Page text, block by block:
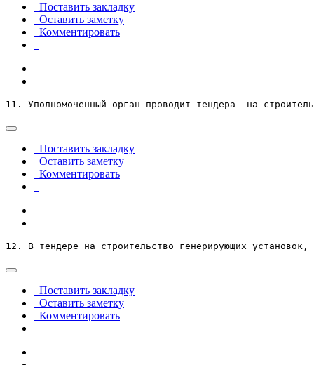
Поставить закладку
Оставить заметку
Комментировать
11. Уполномоченный орган проводит тендера  на
Поставить закладку
Оставить заметку
Комментировать
12. В тендере на строительство генерирующих
Поставить закладку
Оставить заметку
Комментировать